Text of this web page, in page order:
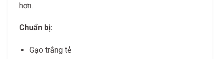
hơn.
Chuẩn bị:
Gạo trắng tẻ